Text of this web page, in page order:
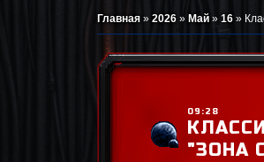
Главная » 2026 » Май » 16 »
09:28
"ЗОНА